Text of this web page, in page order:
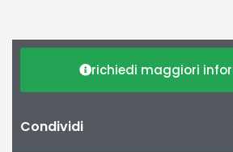
richiedi maggiori
Condividi